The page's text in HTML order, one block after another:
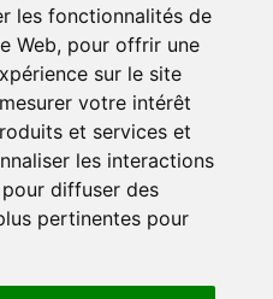
les fonctionnalités de
Web, pour offrir une
sur le site
votre intérêt
et services et
les interactions
pour diffuser des
pertinentes pour